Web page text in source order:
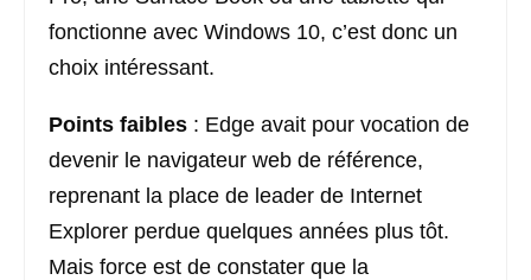
fonctionne avec Windows 10, c’est donc un
choix intéressant.
Points faibles : Edge avait pour vocation de
devenir le navigateur web de référence,
reprenant la place de leader de Internet
Explorer perdue quelques années plus tôt.
Mais force est de constater que la